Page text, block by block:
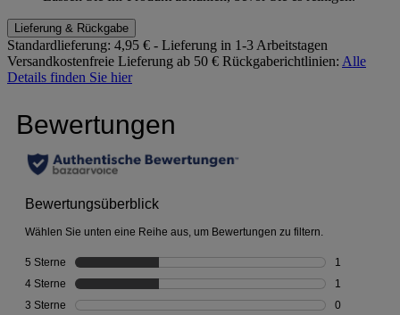
Lieferung & Rückgabe
Standardlieferung: 4,95 € - Lieferung in 1-3 Arbeitstagen
Versandkostenfreie Lieferung ab 50 € Rückgaberichtlinien: Alle
Details finden Sie hier